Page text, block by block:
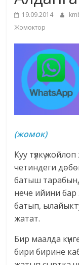
маданияты
жана
адабияты
19.09.2014
Жомоктор
(жомок)
Куу түлкү
четиндеги
батыш
нече ийини бар
батып,
жатат.
Бир маалда
бири бирине